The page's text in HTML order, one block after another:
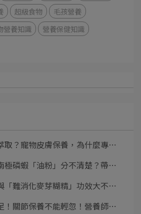
超級食物
毛孩營養
營養知識
營養保健知識
取？寵物皮膚保養，為什麼專⋯
極磷蝦「油粉」分不清楚？帶⋯
「難消化麥芽糊精」功效大不⋯
！關節保養不能輕忽！營養師⋯